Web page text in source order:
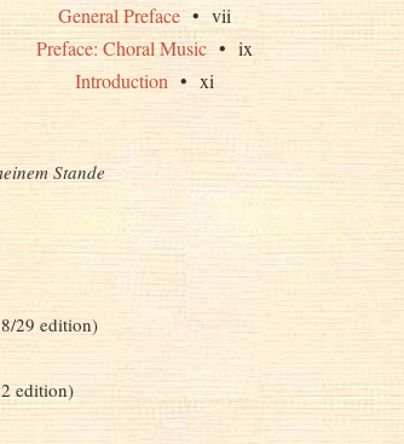
General Preface • vii
Preface: Choral Music • ix
Introduction • xi
Stande
29 edition)
edition)